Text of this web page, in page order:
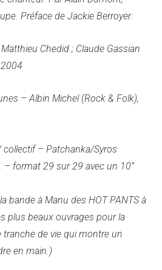
Préface de Jackie Berroyer.
Chedid ; Claude Gassian
– Albin Michel (Rock & Folk),
collectif – Patchanka/Syros
– format 29 sur 29 avec un 10”
bande à Manu des HOT PANTS à
plus beaux ouvrages pour la
de vie qui montre un
en main.)